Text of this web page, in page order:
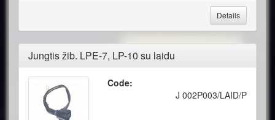
Details
Jungtis žib. LPE-7, LP-10 su laidu
Code:
J 002P003/LAID/P